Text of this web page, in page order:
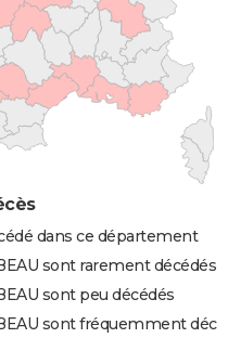
dans ce département
sont rarement décédés
sont peu décédés
sont fréquemment